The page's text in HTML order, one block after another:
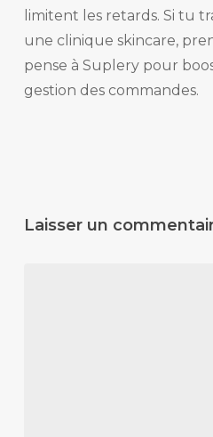
limitent les retards. Si tu
une clinique skincare,
pense à Suplery pour
gestion des commandes.
Laisser un